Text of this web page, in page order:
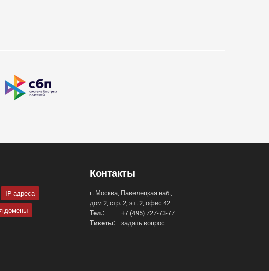
IP-адреса
домены
Контакты
г. Москва, Павелецкая наб.,
дом 2, стр. 2, эт. 2, офис 42
Тел.:
+7 (495) 727-73-77
Тикеты:
задать вопрос